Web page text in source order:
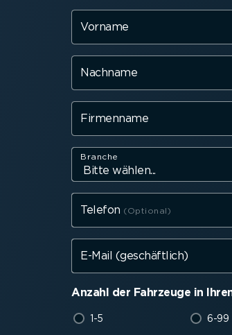
Vorname
Nachname
Firmenname
Branche
Telefon
E-Mail (geschäftlich)
Anzahl der Fahrzeuge in
1-5 6-99